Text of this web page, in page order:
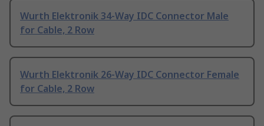
Wurth Elektronik 34-Way IDC Connector Male
for Cable, 2 Row
Wurth Elektronik 26-Way IDC Connector Female
for Cable, 2 Row